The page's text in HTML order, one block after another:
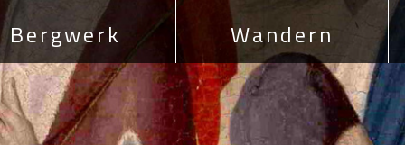
Bergwerk Wandern